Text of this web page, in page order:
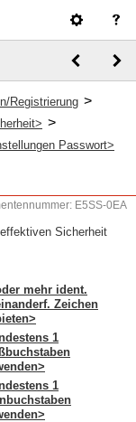
Registrierung >
>
Passwort>
E5SS-0EA
Sicherheit
mehr ident.
Zeichen
1
1